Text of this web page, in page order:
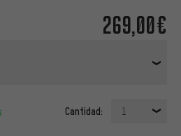
269,00€
Cantidad: 1